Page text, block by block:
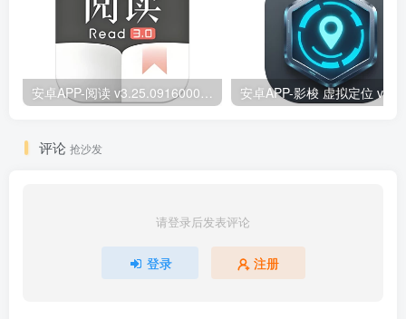
安卓APP-阅读 v3.25.09160000 原版/去除书源限制/内置书源版
评论 抢沙发
请登录后发表评论
登录 注册